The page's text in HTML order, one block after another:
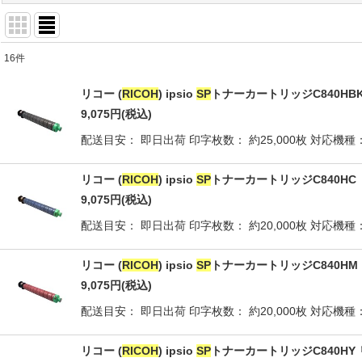
表示数
16件
リコー (RICOH) ipsio SP トナーカートリッジ
9,075円(税込)
配送目安： 即日出荷 印字枚数： 約25,000枚 対応機種
リコー (RICOH) ipsio SP トナーカートリッジ
9,075円(税込)
配送目安： 即日出荷 印字枚数： 約20,000枚 対応機種
リコー (RICOH) ipsio SP トナーカートリッジ
9,075円(税込)
配送目安： 即日出荷 印字枚数： 約20,000枚 対応機種
リコー (RICOH) ipsio SP トナーカートリッジ